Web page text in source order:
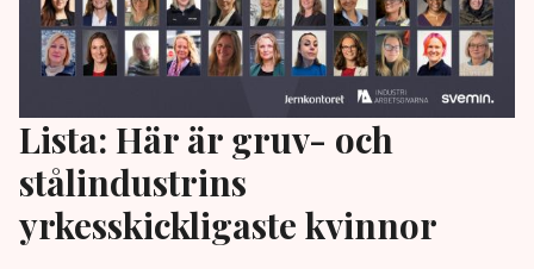
Lista: Här är gruv- och
stålindustrins
yrkesskickligaste kvinnor